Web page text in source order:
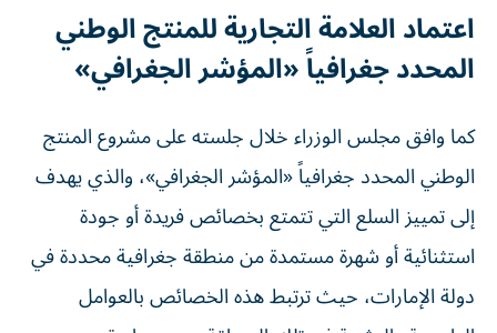
اعتماد العلامة التجارية للمنتج الوطني
المحدد جغرافياً «المؤشر الجغرافي»
كما وافق مجلس الوزراء خلال جلسته على مشروع المنتج
الوطني المحدد جغرافياً «المؤشر الجغرافي»، والذي يهدف
إلى تمييز السلع التي تتمتع بخصائص فريدة أو جودة
استثنائية أو شهرة مستمدة من منطقة جغرافية محددة في
دولة الإمارات، حيث ترتبط هذه الخصائص بالعوامل